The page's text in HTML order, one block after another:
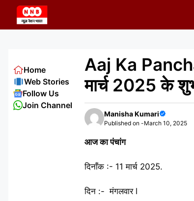
content
Aaj Ka
मार्च 2025 के
Manisha Kumari
Published on -March 10, 2025
आज का पंचांग
दिनाँक :- 11 मार्च 2025.
दिन :- मंगलवार l
Home
Web Stories
Follow Us
Join Channel